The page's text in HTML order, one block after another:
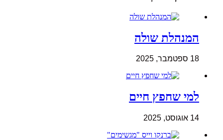
המנהלת שולה
18 ספטמבר, 2025
למי שחפץ חיים
14 אוגוסט, 2025